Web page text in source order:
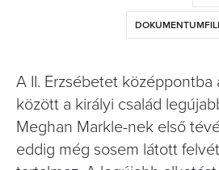
A II. Erzsébetet
között a királyi család
Meghan Markle-nek első
eddig még sosem látott